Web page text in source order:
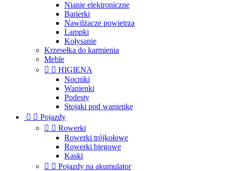
Nianie elektroniczne
Barierki
Nawilżacze powietrza
Lampki
Kołysanie
Krzesełka do karmienia
Meble
  HIGIENA
Nocniki
Wanienki
Podesty
Stojaki pod wanienkę
  Pojazdy
  Rowerki
Rowerki trójkołowe
Rowerki biegowe
Kaski
  Pojazdy na akumulator